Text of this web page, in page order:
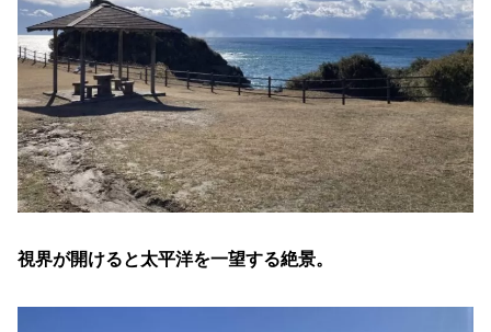
視界が開けると太平洋を一望する絶景。